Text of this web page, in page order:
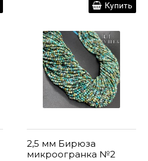
Купить
2,5 мм Бирюза
микроогранка №2